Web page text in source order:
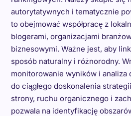
autorytatywnych i tematycznie
to obejmować współpracę z
blogerami, organizacjami
biznesowymi. Ważne jest, aby
sposób naturalny i różnorodny.
monitorowanie wyników i analiza
do ciągłego doskonalenia
strony, ruchu organicznego i
pozwala na identyfikację